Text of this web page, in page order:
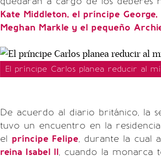
Kate Middleton, el príncipe
Meghan Markle y el pequeño
El príncipe Carlos planea reducir al
De acuerdo al diario británico, la
tuvo un encuentro en la
el príncipe Felipe, durante la cual
reina Isabel ll, cuando la monarca